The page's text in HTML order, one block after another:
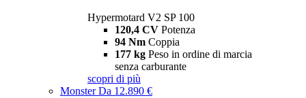
Hypermotard V2 SP 100
120,4 CV Potenza
94 Nm Coppia
177 kg Peso in ordine di marcia
senza carburante
scopri di più
MonsterDa 12.890 €